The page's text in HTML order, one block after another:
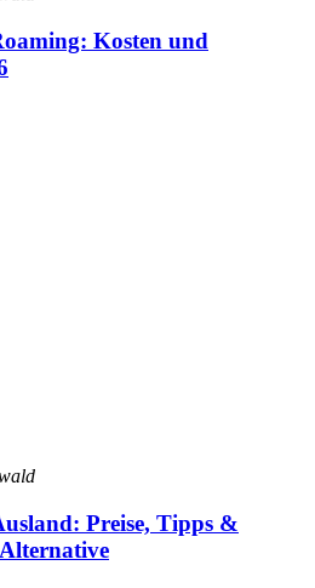
Kosten und
Preise, Tipps &